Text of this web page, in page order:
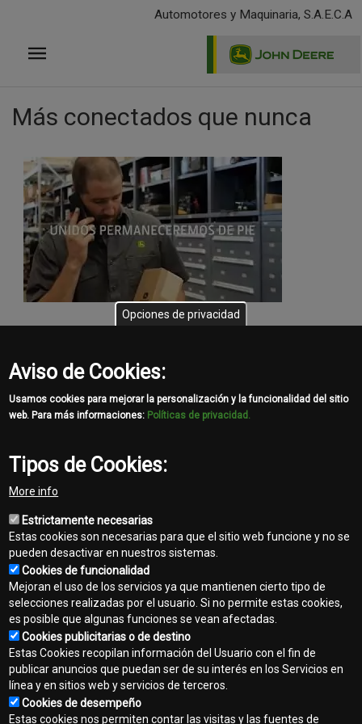
principal
Automotores y Maquinaria, S.A.E.C.A
Más conectados que nunca
Share
Contacto
Opciones de privacidad
Aviso de Cookies:
Usamos cookies para mejorar la personalización y la funcionalidad del sitio
web. Para más informaciones: Políticas de privacidad.
Tipos de Cookies:
More info
Estrictamente necesarias
Estas cookies son necesarias para que el sitio web funcione y no se
pueden desactivar en nuestros sistemas.
Cookies de funcionalidad
Mejoran el uso de los servicios ya que mantienen cierto tipo de
selecciones realizadas por el usuario. Si no permite estas cookies,
es posible que algunas funciones se vean afectadas.
Cookies publicitarias o de destino
Estas Cookies recopilan información del Usuario con el fin de
publicar anuncios que puedan ser de su interés en los Servicios en
línea y en sitios web y servicios de terceros.
Cookies de desempeño
Estas cookies nos permiten contar las visitas y las fuentes de